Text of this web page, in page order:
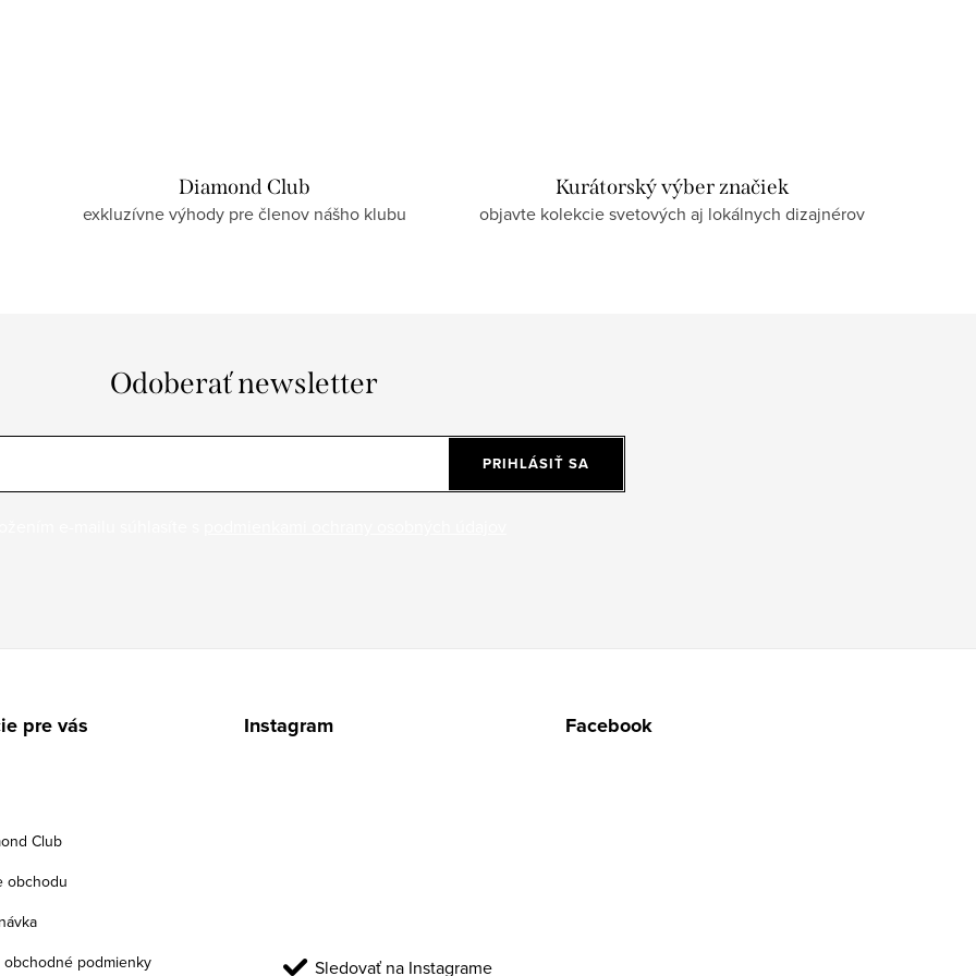
Diamond Club
exkluzívne výhody pre členov nášho klubu
Kurátorský výber značiek
objavte kolekcie svetových aj lokálnych dizajnérov
Odoberať newsletter
PRIHLÁSIŤ SA
pre vás
Club
obchodu
podmienky
Instagram
Sledovať na Instagrame
Facebook